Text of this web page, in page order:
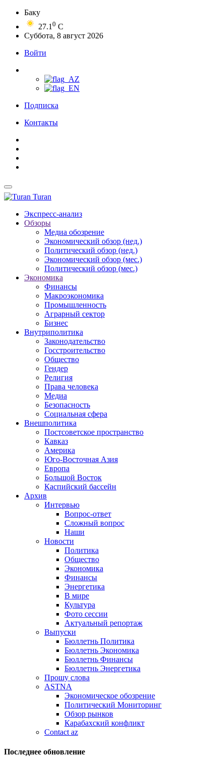
Баку
27.1 0 C
Суббота, 8 август 2026
Войти
Подписка
Контакты
Turan
Экспресс-анализ
Обзоры
Медиа обозрение
Экономический обзор (нед.)
Политический обзор (нед.)
Экономический обзор (мес.)
Политический обзор (мес.)
Экономика
Финансы
Макроэкономика
Промышленность
Аграрный сектор
Бизнес
Внутриполитика
Законодательство
Госстроительство
Общество
Гендер
Религия
Права человека
Медиа
Безопасность
Социальная сфера
Внешполитика
Постсоветское пространство
Кавказ
Америка
Юго-Восточная Азия
Европа
Большой Восток
Каспийский бассейн
Архив
Интервью
Вопрос-ответ
Сложный вопрос
Наши
Новости
Политика
Общество
Экономика
Финансы
Энергетика
В мире
Культура
Фото сессии
Актуальный репортаж
Выпуски
Бюллетнь Политика
Бюллетнь Экономика
Бюллетнь Финансы
Бюллетнь Энергетика
Прошу слова
ASTNA
Экономическое обозрение
Политический Мониторинг
Обзор рынков
Карабахский конфликт
Contact az
Последнее обновление